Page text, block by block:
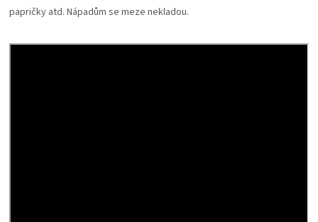
papričky atd. Nápadům se meze nekladou.